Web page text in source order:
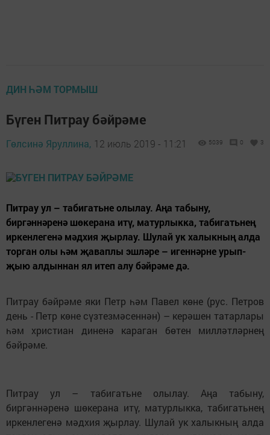
ДИН ҺӘМ ТОРМЫШ
Бүген Питрау бәйрәме
Гөлсинә Яруллина, 12 июль 2019 - 11:21 5039 0 3
Питрау ул – табигатьне олылау. Аңа табыну,
биргәннәренә шөкерана итү, матурлыкка, табигатьнең
иркенлегенә мәдхия җырлау. Шулай ук халыкның алда
торган олы һәм җаваплы эшләре – игеннәрне урып-
җыю алдыннан ял итеп алу бәйрәме дә.
Питрау бәйрәме яки Петр һәм Павел көне (рус. Петров
день - Петр көне сүзтезмәсеннән) – керәшен татарлары
һәм христиан диненә караган бөтен милләтләрнең
бәйрәме.
Питрау ул – табигатьне олылау. Аңа табыну,
биргәннәренә шөкерана итү, матурлыкка, табигатьнең
иркенлегенә мәдхия җырлау. Шулай ук халыкның алда